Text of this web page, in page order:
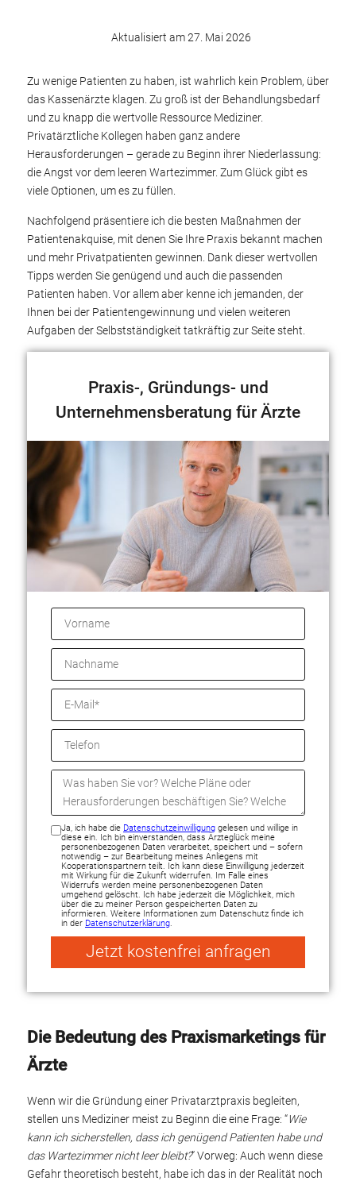
Aktualisiert am 27. Mai 2026
Zu wenige Patienten zu haben, ist wahrlich kein Problem, über
das Kassenärzte klagen. Zu groß ist der Behandlungsbedarf
und zu knapp die wertvolle Ressource Mediziner.
Privatärztliche Kollegen haben ganz andere
Herausforderungen – gerade zu Beginn ihrer Niederlassung:
die Angst vor dem leeren Wartezimmer. Zum Glück gibt es
viele Optionen, um es zu füllen.
Nachfolgend präsentiere ich die besten Maßnahmen der
Patientenakquise, mit denen Sie Ihre Praxis bekannt machen
und mehr Privatpatienten gewinnen. Dank dieser wertvollen
Tipps werden Sie genügend und auch die passenden
Patienten haben. Vor allem aber kenne ich jemanden, der
Ihnen bei der Patientengewinnung und vielen weiteren
Aufgaben der Selbstständigkeit tatkräftig zur Seite steht.
Praxis-, Gründungs- und
Unternehmensberatung für Ärzte
Ja, ich habe die Datenschutzeinwilligung gelesen und willige in
diese ein. Ich bin einverstanden, dass Ärzteglück meine
personenbezogenen Daten verarbeitet, speichert und – sofern
notwendig – zur Bearbeitung meines Anliegens mit
Kooperationspartnern teilt. Ich kann diese Einwilligung jederzeit
mit Wirkung für die Zukunft widerrufen. Im Falle eines
Widerrufs werden meine personenbezogenen Daten
umgehend gelöscht. Ich habe jederzeit die Möglichkeit, mich
über die zu meiner Person gespeicherten Daten zu
informieren. Weitere Informationen zum Datenschutz finde ich
in der Datenschutzerklärung.
Jetzt kostenfrei anfragen
Die Bedeutung des Praxismarketings für
Ärzte
Wenn wir die Gründung einer Privatarztpraxis begleiten,
stellen uns Mediziner meist zu Beginn die eine Frage: “Wie
kann ich sicherstellen, dass ich genügend Patienten habe und
das Wartezimmer nicht leer bleibt?” Vorweg: Auch wenn diese
Gefahr theoretisch besteht, habe ich das in der Realität noch